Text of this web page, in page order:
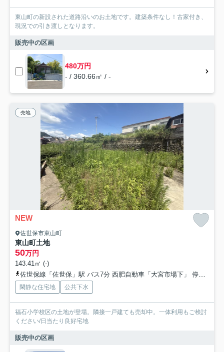
東山町の新設された道路沿いのお土地です。建築条件なし！古家付き、
現況での引き渡しとなります。
販売中の区画
480万円
- / 360.66㎡ / -
売地
NEW
佐世保市東山町
東山町土地
50万円
143.41㎡ (-)
佐世保線「佐世保」駅 バス7分 西肥自動車「大宮市場下」 停歩6分
閑静な住宅地 公共下水
福石小学校区の土地が登場。隣接一戸建ても売却中。一体利用もご検討
ください/日当たり良好宅地
販売中の区画